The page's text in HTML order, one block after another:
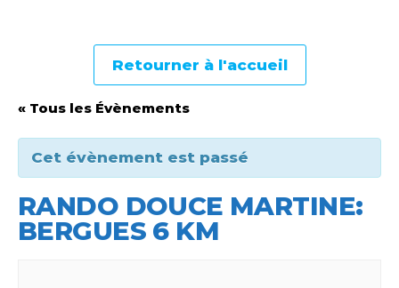
Retourner à l'accueil
« Tous les Évènements
Cet évènement est passé
RANDO DOUCE MARTINE:
BERGUES 6 KM